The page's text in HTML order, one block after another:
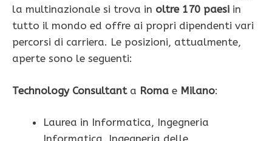
la multinazionale si trova in oltre 170 paesi in
tutto il mondo ed offre ai propri dipendenti vari
percorsi di carriera. Le posizioni, attualmente,
aperte sono le seguenti:
Technology Consultanta Roma e Milano:
Laurea in Informatica, Ingegneria